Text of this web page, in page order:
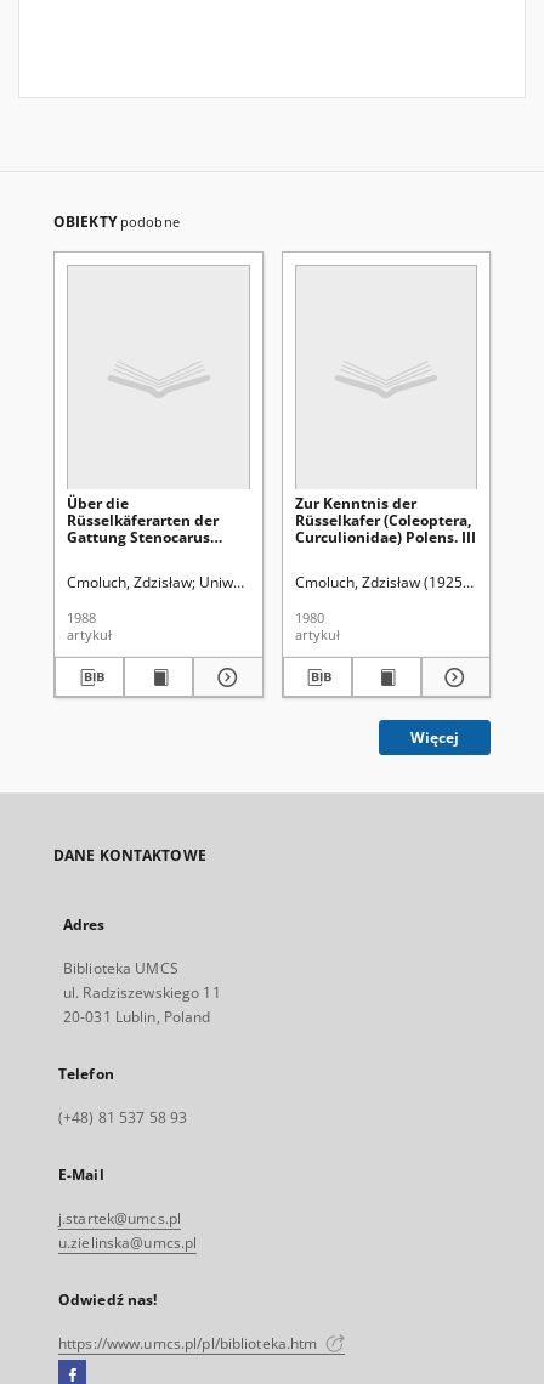
OBIEKTY podobne
Über die
Rüsselkäferarten der
Gattung Stenocarus
(Coleoptera,
Cmoluch, Zdzisław Uniwersytet Marii Curie-Skłodowskiej (Lublin)
1988
artykuł
Zur Kenntnis der
Rüsselkafer (Coleoptera,
Curculionidae) Polens. III
Cmoluch, Zdzisław (1925-2000)
1980
artykuł
Więcej
DANE KONTAKTOWE
Adres
Biblioteka UMCS
ul. Radziszewskiego 11
20-031 Lublin, Poland
Telefon
(+48) 81 537 58 93
E-Mail
j.startek@umcs.pl
u.zielinska@umcs.pl
Odwiedź nas!
https://www.umcs.pl/pl/biblioteka.htm
Facebook